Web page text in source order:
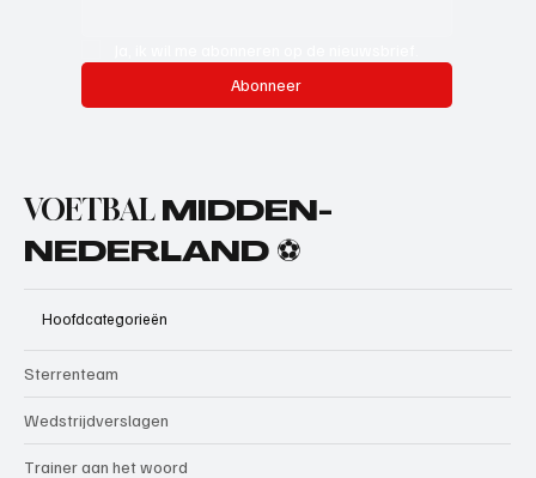
Abonneer
VOETBAL MIDDEN-
NEDERLAND ⚽
Hoofdcategorieën
Sterrenteam
Wedstrijdverslagen
Trainer aan het woord